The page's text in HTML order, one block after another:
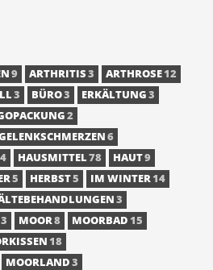
9 ARTHRITIS3 ARTHROSE12
3 BÜRO3 ERKÄLTUNG3
2
6
HAUSMITTEL78 HAUT9
5 HERBST5 IM WINTER14
3
MOOR8 MOORBAD15
18
MOORLAND3